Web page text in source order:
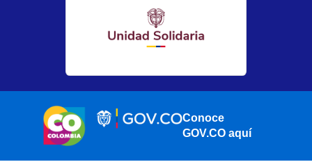
Conoce
GOV.CO aquí